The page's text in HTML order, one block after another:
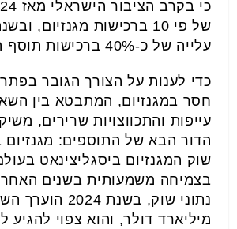
של פי 10 ברכישות מגנזיום,
עלייה של כ-40% ברכישות תוסף התזונה.
כדי לענות על הצורך הגובר
חסר במגנזיום, המתבטא בין
עייפות והתכווצויות שרירים,
הדור הבא של התוספים: מגנזיום
שוק המגנזיום ביסגליצינאט
בצמיחה משמעותית בשנים